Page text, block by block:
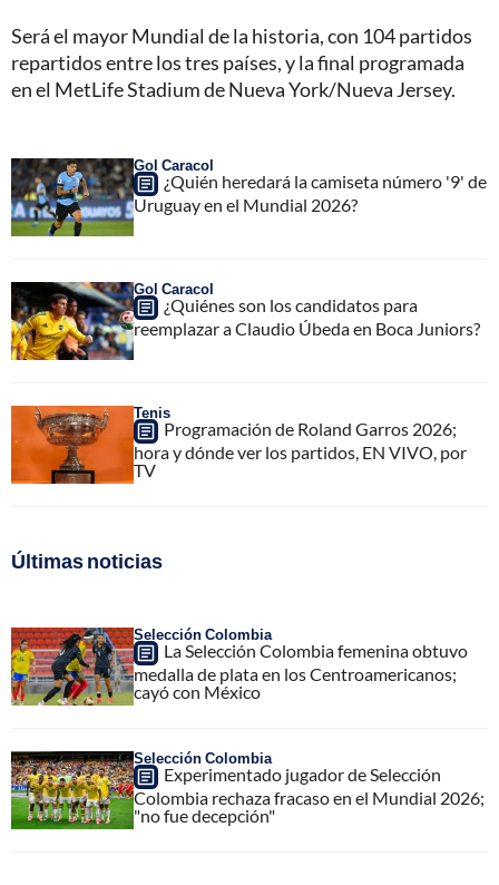
Será el mayor Mundial de la historia, con 104 partidos
repartidos entre los tres países, y la final programada
en el MetLife Stadium de Nueva York/Nueva Jersey.
Gol Caracol
¿Quién heredará la camiseta número '9' de
Uruguay en el Mundial 2026?
Gol Caracol
¿Quiénes son los candidatos para
reemplazar a Claudio Úbeda en Boca Juniors?
Tenis
Programación de Roland Garros 2026;
hora y dónde ver los partidos, EN VIVO, por
TV
Últimas noticias
Selección Colombia
La Selección Colombia femenina obtuvo
medalla de plata en los Centroamericanos;
cayó con México
Selección Colombia
Experimentado jugador de Selección
Colombia rechaza fracaso en el Mundial 2026;
"no fue decepción"